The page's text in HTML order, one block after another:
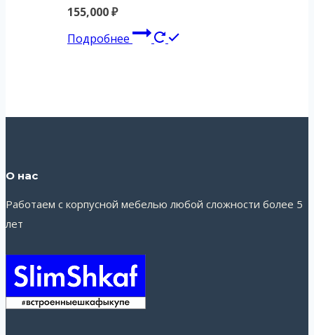
155,000₽
Подробнее
О нас
Работаем с корпусной мебелью любой сложности более 5
лет